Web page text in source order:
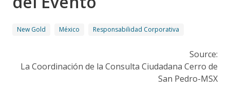
New Gold México Responsabilidad Corporativa
Source:
La Coordinación de la Consulta Ciudadana Cerro de
San Pedro-MSX